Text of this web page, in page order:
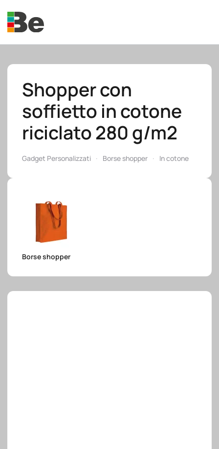
Skip to main content
Shopper con
soffietto in cotone
riciclato 280 g/m2
Gadget Personalizzati Borse shopper In cotone
Borse shopper